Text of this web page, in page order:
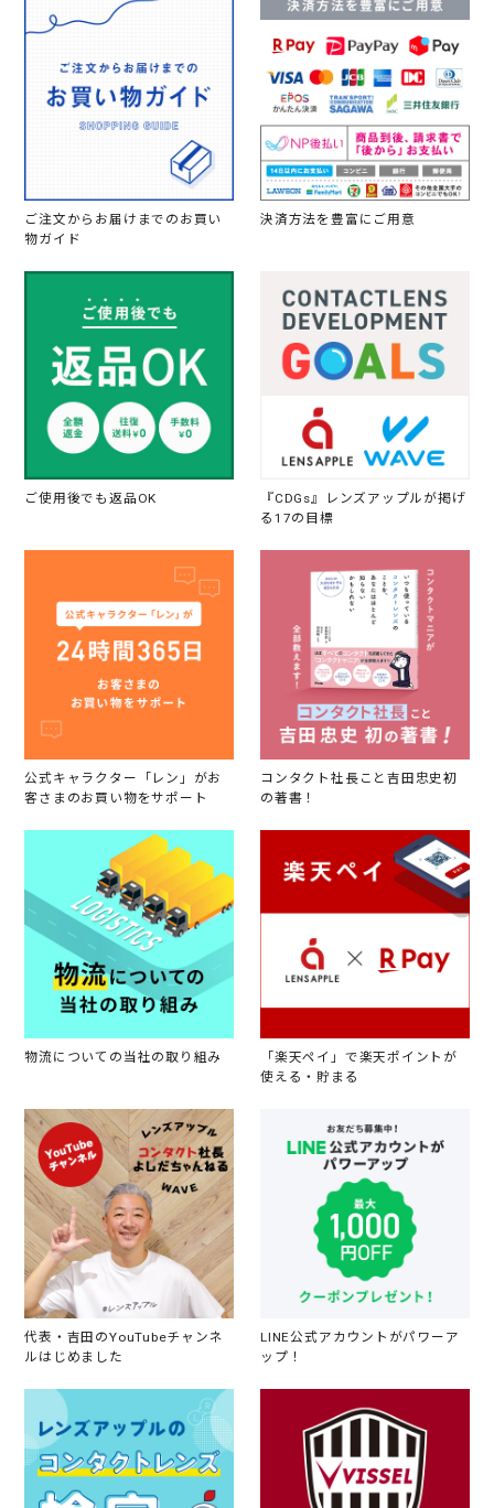
ご注文からお届けまでのお買い
物ガイド
決済方法を豊富にご用意
ご使用後でも返品OK
『CDGs』レンズアップルが掲げ
る17の目標
公式キャラクター「レン」がお
客さまのお買い物をサポート
コンタクト社長こと吉田忠史初
の著書！
物流についての当社の取り組み
「楽天ペイ」で楽天ポイントが
使える・貯まる
代表・吉田のYouTubeチャンネ
ルはじめました
LINE公式アカウントがパワーア
ップ！